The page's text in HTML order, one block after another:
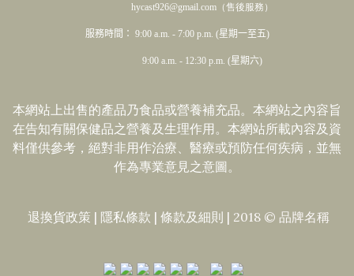
hycast926@gmail.com（售後服務）
服務時間： 9:00 a.m. - 7:00 p.m. (星期一至五)
9:00 a.m. - 12:30 p.m. (星期六)
本網站上出售的產品乃食品或營養補充品。本網站之內容旨
在告知有關保健品之營養及生理作用。本網站所載內容及資
料僅供參考，絕對非用作治療、醫療或預防任何疾病，並無
作為專業意見之意圖。
退換貨政策 | 隱私條款 |​ 條款及細則 | 2018 © 品牌名稱